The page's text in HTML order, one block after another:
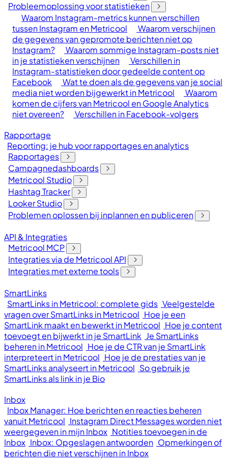
Probleemoplossing voor statistieken
Waarom Instagram-metrics kunnen verschillen
tussen Instagram en Metricool
Waarom verschijnen
de gegevens van gepromote berichten niet op
Instagram?
Waarom sommige Instagram-posts niet
in je statistieken verschijnen
Verschillen in
Instagram-statistieken door gedeelde content op
Facebook
Wat te doen als de gegevens van je social
media niet worden bijgewerkt in Metricool
Waarom
komen de cijfers van Metricool en Google Analytics
niet overeen?
Verschillen in Facebook-volgers
Rapportage
Reporting: je hub voor rapportages en analytics
Rapportages
Campagnedashboards
Metricool Studio
Hashtag Tracker
Looker Studio
Problemen oplossen bij inplannen en publiceren
API & Integraties
Metricool MCP
Integraties via de Metricool API
Integraties met externe tools
SmartLinks
SmartLinks in Metricool: complete gids Veelgestelde
vragen over SmartLinks in Metricool Hoe je een
SmartLink maakt en bewerkt in Metricool Hoe je content
toevoegt en bijwerkt in je SmartLink Je SmartLinks
beheren in Metricool Hoe je de CTR van je SmartLink
interpreteert in Metricool Hoe je de prestaties van je
SmartLinks analyseert in Metricool So gebruik je
SmartLinks als link in je Bio
Inbox
Inbox Manager: Hoe berichten en reacties beheren
vanuit Metricool Instagram Direct Messages worden niet
weergegeven in mijn Inbox Notities toevoegen in de
Inbox Inbox: Opgeslagen antwoorden Opmerkingen of
berichten die niet verschijnen in Inbox